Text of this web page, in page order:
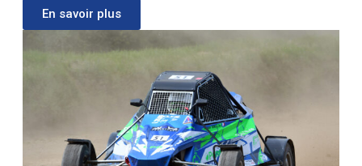
En savoir plus